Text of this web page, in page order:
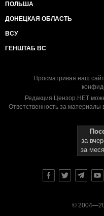
ПОЛЬША
ДОНЕЦКАЯ ОБЛАСТЬ
ВСУ
ГЕНШТАБ ВС
Просматривая наш
Редакция Цензор.НЕТ
Ответственность за материалы
за
за
©